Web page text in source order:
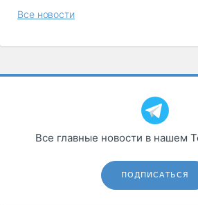
Все новости
Все главные новости в нашем
ПОДПИСАТЬСЯ